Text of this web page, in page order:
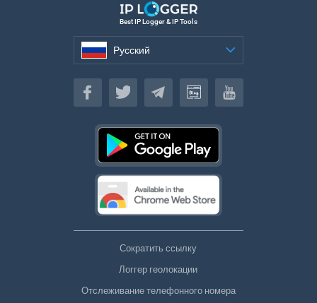
Best IP Logger & IP Tools
Русский
Русский
Сократить ссылку
Логгер геолокации
Отслеживание телефонного номера